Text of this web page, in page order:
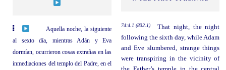
Aquella noche, la siguiente
al sexto día, mientras Adán y Eva
dormían, ocurrieron cosas extrañas en las
inmediaciones del templo del Padre, en el
74:4.1 (832.1)
That night, the night
following the sixth day, while Adam
and Eve slumbered, strange things
were transpiring in the vicinity of